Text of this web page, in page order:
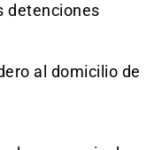
detenciones
al domicilio de